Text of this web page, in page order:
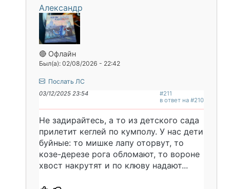
Александр
🔴 Офлайн
Был(а): 02/08/2026 - 22:42
Послать ЛС
03/12/2025 23:54
#211
в ответ на #210
Не задирайтесь, а то из детского сада
прилетит кеглей по кумполу. У нас дети
буйные: то мишке лапу оторвут, то
козе-дерезе рога обломают, то вороне
хвост накрутят и по клюву надают...